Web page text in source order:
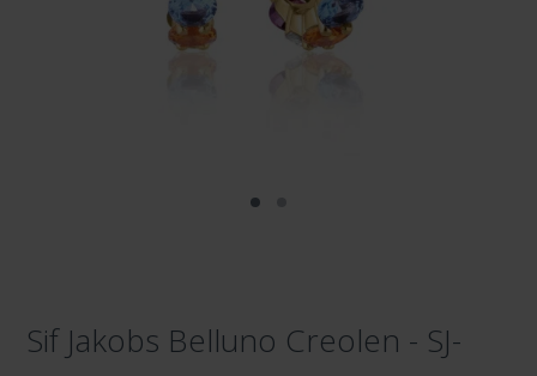
Sif Jakobs Belluno Creolen - SJ-